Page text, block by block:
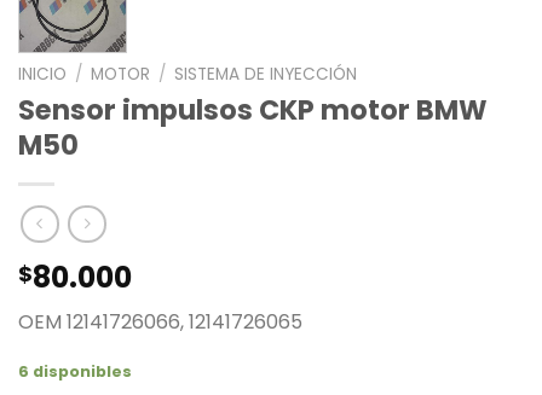
INICIO / MOTOR / SISTEMA DE INYECCIÓN
Sensor impulsos CKP motor BMW
M50
$80.000
OEM 12141726066, 12141726065
6 disponibles